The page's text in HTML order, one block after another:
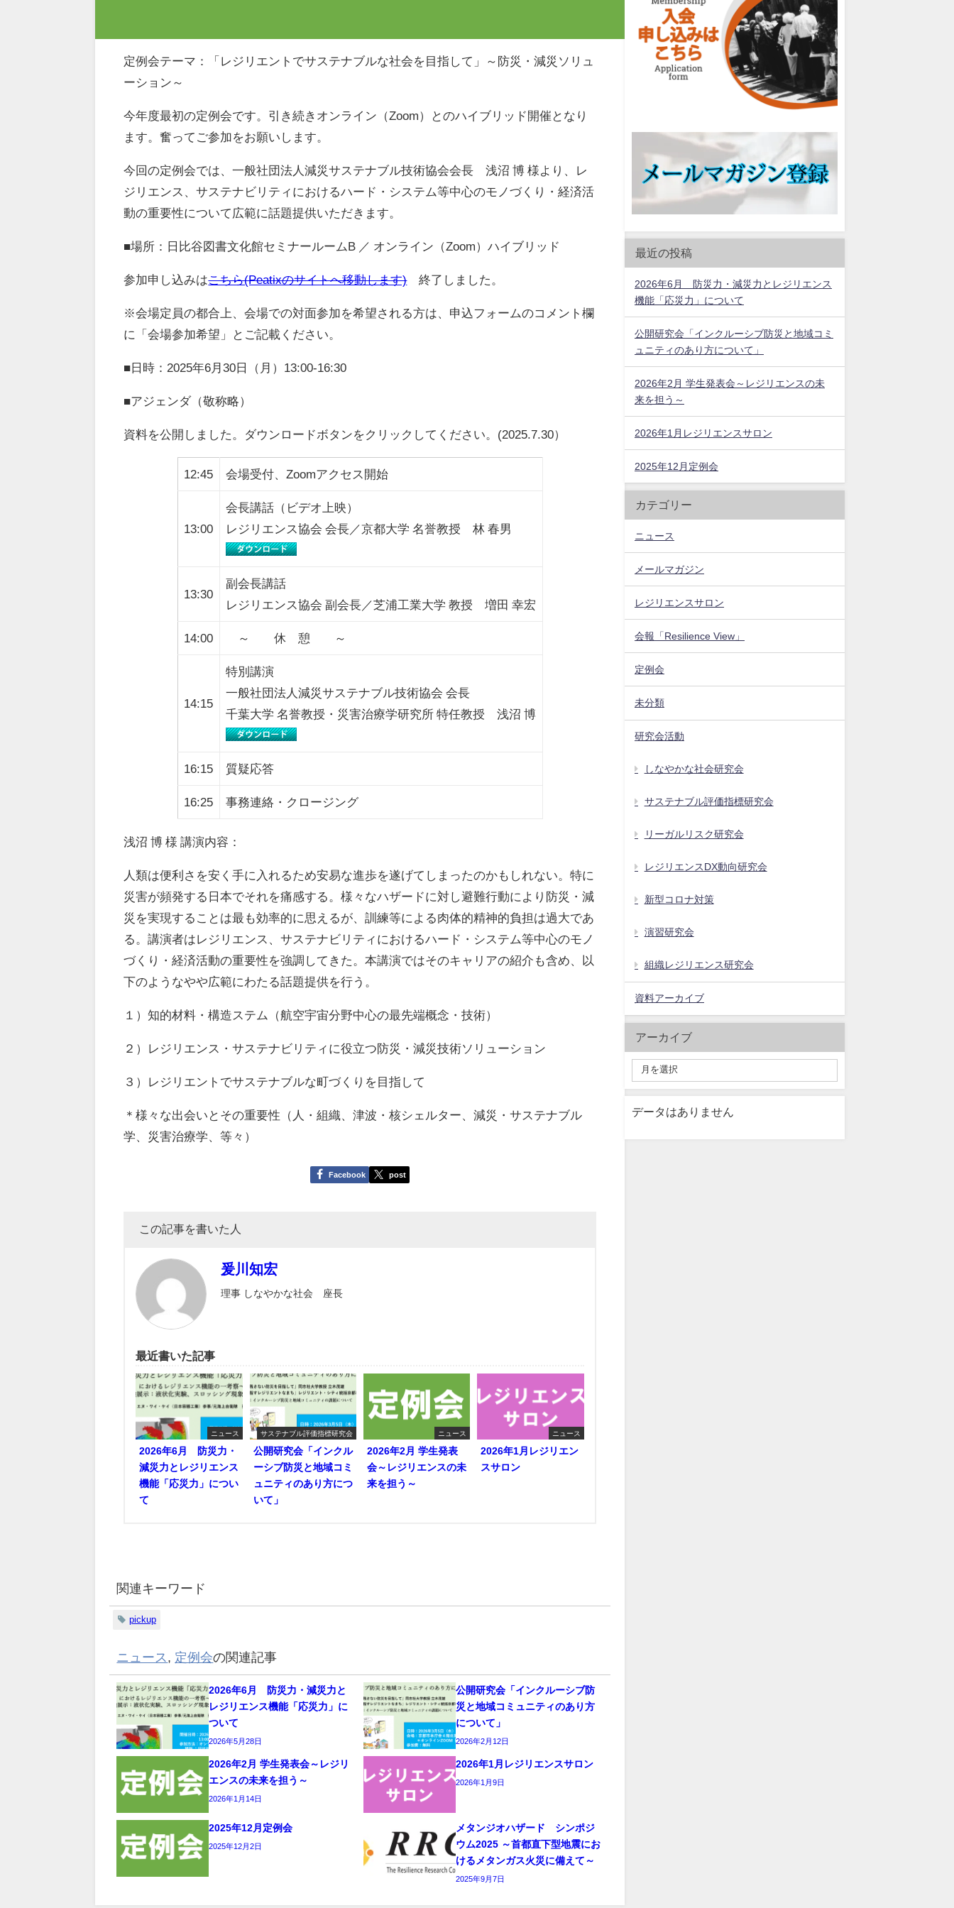
定例会テーマ：「レジリエントでサステナブルな社会を目指して」～防災・減災ソリュ
ーション～
今年度最初の定例会です。引き続きオンライン（Zoom）とのハイブリッド開催となり
ます。奮ってご参加をお願いします。
今回の定例会では、一般社団法人減災サステナブル技術協会会長 浅沼 博 様より、レ
ジリエンス、サステナビリティにおけるハード・システム等中心のモノづくり・経済活
動の重要性について広範に話題提供いただきます。
■場所：日比谷図書文化館セミナールームB ／ オンライン（Zoom）ハイブリッド
参加申し込みはこちら(Peatixのサイトへ移動します)終了しました。
※会場定員の都合上、会場での対面参加を希望される方は、申込フォームのコメント欄
に「会場参加希望」とご記載ください。
■日時：2025年6月30日（月）13:00-16:30
■アジェンダ（敬称略）
資料を公開しました。ダウンロードボタンをクリックしてください。(2025.7.30）
12:45 会場受付、Zoomアクセス開始
13:00
会長講話（ビデオ上映）
レジリエンス協会 会長／京都大学 名誉教授 林 春男
13:30
副会長講話
レジリエンス協会 副会長／芝浦工業大学 教授 増田 幸宏
14:00 ～ 休 憩 ～
14:15
特別講演
一般社団法人減災サステナブル技術協会 会長
千葉大学 名誉教授・災害治療学研究所 特任教授 浅沼 博
16:15 質疑応答
16:25 事務連絡・クロージング
浅沼 博 様 講演内容：
人類は便利さを安く手に入れるため安易な進歩を遂げてしまったのかもしれない。特に
災害が頻発する日本でそれを痛感する。様々なハザードに対し避難行動により防災・減
災を実現することは最も効率的に思えるが、訓練等による肉体的精神的負担は過大であ
る。講演者はレジリエンス、サステナビリティにおけるハード・システム等中心のモノ
づくり・経済活動の重要性を強調してきた。本講演ではそのキャリアの紹介も含め、以
下のようなやや広範にわたる話題提供を行う。
１）知的材料・構造ステム（航空宇宙分野中心の最先端概念・技術）
２）レジリエンス・サステナビリティに役立つ防災・減災技術ソリューション
３）レジリエントでサステナブルな町づくりを目指して
＊様々な出会いとその重要性（人・組織、津波・核シェルター、減災・サステナブル
学、災害治療学、等々）
Facebook post
この記事を書いた人
爰川知宏
理事 しなやかな社会 座長
最近書いた記事
ニュース
2026年6月 防災力・
減災力とレジリエンス
機能「応災力」につい
て
サステナブル評価指標研究会
公開研究会「インクル
ーシブ防災と地域コミ
ュニティのあり方につ
いて」
ニュース
2026年2月 学生発表
会～レジリエンスの未
来を担う～
ニュース
2026年1月レジリエン
スサロン
関連キーワード
pickup
ニュース 定例会の関連記事
2026年6月 防災力・減災力と
レジリエンス機能「応災力」に
ついて
2026年5月28日
公開研究会「インクルーシブ防
災と地域コミュニティのあり方
について」
2026年2月12日
2026年2月 学生発表会～レジリ
エンスの未来を担う～
2026年1月14日
2026年1月レジリエンスサロン
2026年1月9日
2025年12月定例会
2025年12月2日
メタンジオハザード シンポジ
ウム2025 ～首都直下型地震にお
けるメタンガス火災に備えて～
2025年9月7日
最近の投稿
2026年6月 防災力・減災力とレジリエンス
機能「応災力」について
公開研究会「インクルーシブ防災と地域コミ
ュニティのあり方について」
2026年2月 学生発表会～レジリエンスの未
来を担う～
2026年1月レジリエンスサロン
2025年12月定例会
カテゴリー
ニュース
メールマガジン
レジリエンスサロン
会報「Resilience View」
定例会
未分類
研究会活動
しなやかな社会研究会
サステナブル評価指標研究会
リーガルリスク研究会
レジリエンスDX動向研究会
新型コロナ対策
演習研究会
組織レジリエンス研究会
資料アーカイブ
アーカイブ
データはありません